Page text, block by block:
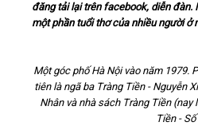
Kiến thức
đăng tải lại trên facebook, diễn đàn.
một phần tuổi thơ của nhiều người ở
Một góc phố Hà Nội vào năm 1979.
tiên là ngã ba Tràng Tiền - Nguyễn
Nhân và nhà sách Tràng Tiền (nay
Tiền -